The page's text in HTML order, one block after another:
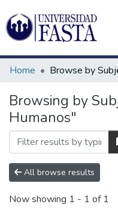
Communities
&
Collections
All of DSpace
Log
In(current)
Home Browse by
Browsing by
Humanos"
All browse results
Now showing 1 - 1 of 1